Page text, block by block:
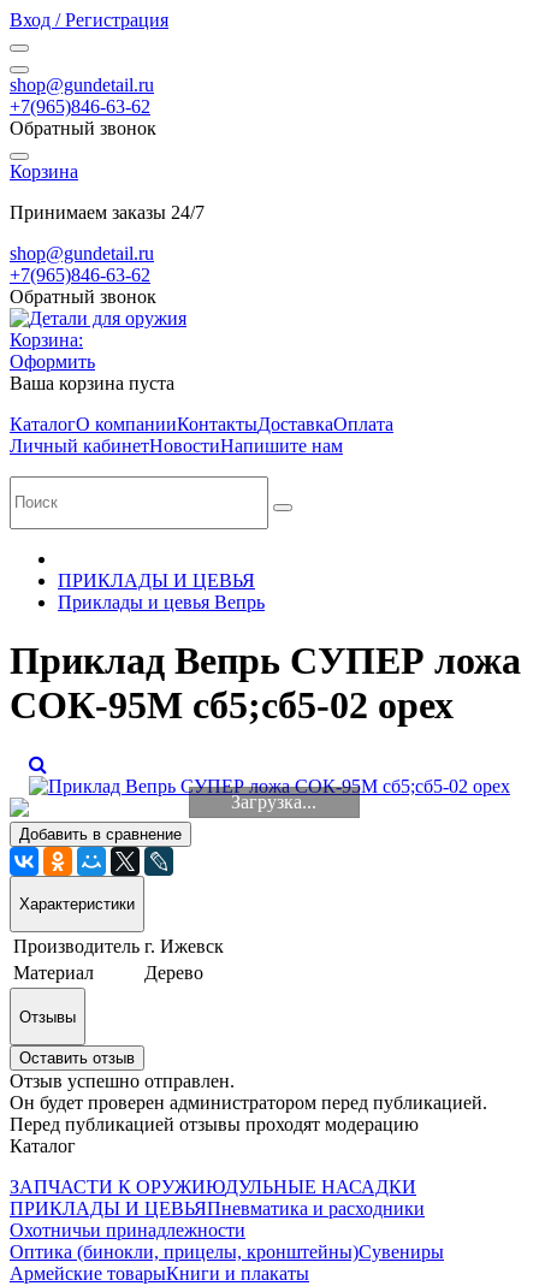
Вход / Регистрация
shop@gundetail.ru
+7(965)846-63-62
Обратный звонок
Корзина
Принимаем заказы 24/7
shop@gundetail.ru
+7(965)846-63-62
Обратный звонок
Корзина:
Оформить
Ваша корзина пуста
КаталогО компанииКонтактыДоставкаОплата
Личный кабинетНовостиНапишите нам
ПРИКЛАДЫ И ЦЕВЬЯ
Приклады и цевья Вепрь
Приклад Вепрь СУПЕР ложа
СОК-95М сб5;сб5-02 орех
Загрузка...
Добавить в сравнение
Характеристики
Производитель г. Ижевск
Материал
Дерево
Отзывы
Оставить отзыв
Отзыв успешно отправлен.
Он будет проверен администратором перед публикацией.
Перед публикацией отзывы проходят модерацию
Каталог
ЗАПЧАСТИ К ОРУЖИЮДУЛЬНЫЕ НАСАДКИ
ПРИКЛАДЫ И ЦЕВЬЯПневматика и расходники
Охотничьи принадлежности
Оптика (бинокли, прицелы, кронштейны)Сувениры
Армейские товарыКниги и плакаты